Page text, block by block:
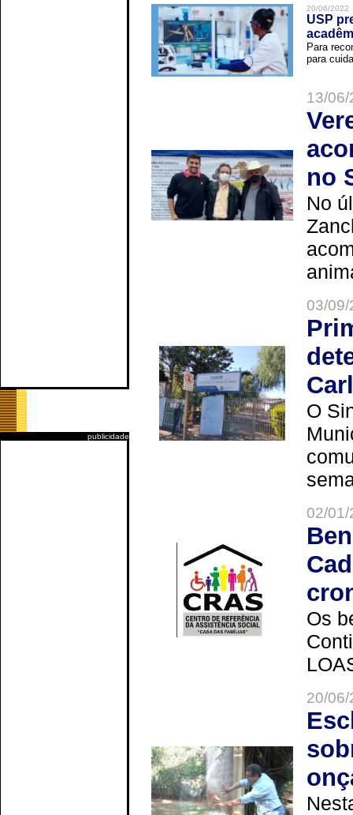
publicidade
20/06/2022
USP
Para
para
13/
no
No
03/
O
02/
Os
20/